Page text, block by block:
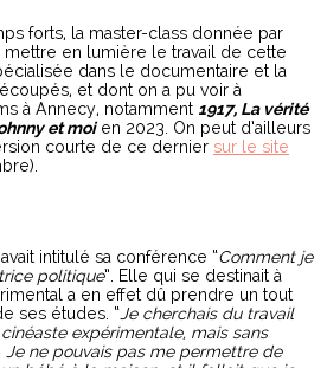
forts, la master-class donnée par
mettre en lumière le travail de cette
dans le documentaire et la
et dont on a pu voir à
à Annecy, notamment 1917, La vérité
et moien 2023. On peut d’ailleurs
courte de ce dernier sur le site
intitulé sa conférence “Comment je
politique”. Elle qui se destinait à
a en effet dû prendre un tout
ses études. “Je cherchais du travail
expérimentale, mais sans
Je ne pouvais pas me permettre de